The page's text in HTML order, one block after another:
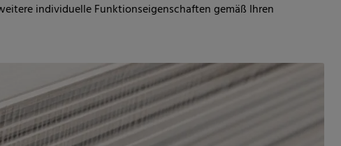
individuelle Funktionseigenschaften gemäß Ihren